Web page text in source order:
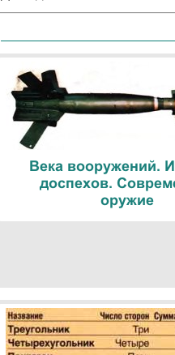
Века вооружений.
доспехов.
оружие